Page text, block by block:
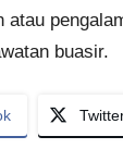
atau
buasir.